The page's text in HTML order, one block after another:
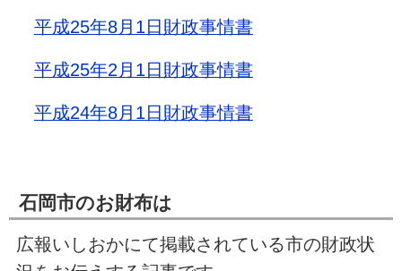
平成25年8月1日財政事情書
平成25年2月1日財政事情書
平成24年8月1日財政事情書
石岡市のお財布は
広報いしおかにて掲載されている市の財政状